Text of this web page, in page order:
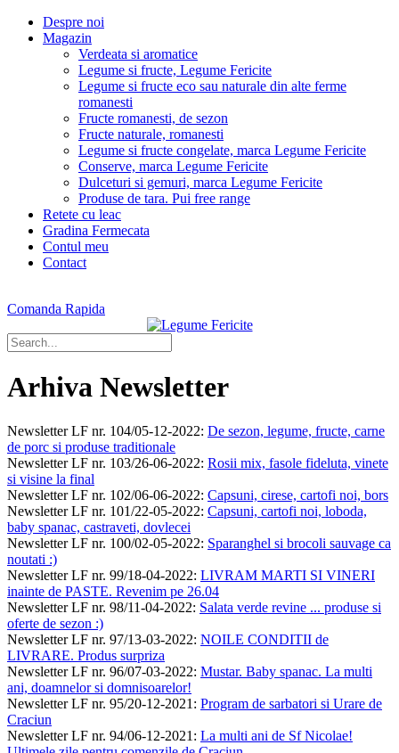
Despre noi
Magazin
Verdeata si aromatice
Legume si fructe, Legume Fericite
Legume si fructe eco sau naturale din alte ferme
romanesti
Fructe romanesti, de sezon
Fructe naturale, romanesti
Legume si fructe congelate, marca Legume Fericite
Conserve, marca Legume Fericite
Dulceturi si gemuri, marca Legume Fericite
Produse de tara. Pui free range
Retete cu leac
Gradina Fermecata
Contul meu
Contact
Comanda Rapida
Arhiva Newsletter
Newsletter LF nr. 104/05-12-2022: De sezon, legume, fructe, carne
de porc si produse traditionale
Newsletter LF nr. 103/26-06-2022: Rosii mix, fasole fideluta, vinete
si visine la final
Newsletter LF nr. 102/06-06-2022: Capsuni, cirese, cartofi noi, bors
Newsletter LF nr. 101/22-05-2022: Capsuni, cartofi noi, loboda,
baby spanac, castraveti, dovlecei
Newsletter LF nr. 100/02-05-2022: Sparanghel si brocoli sauvage ca
noutati :)
Newsletter LF nr. 99/18-04-2022: LIVRAM MARTI SI VINERI
inainte de PASTE. Revenim pe 26.04
Newsletter LF nr. 98/11-04-2022: Salata verde revine ... produse si
oferte de sezon :)
Newsletter LF nr. 97/13-03-2022: NOILE CONDITII de
LIVRARE. Produs surpriza
Newsletter LF nr. 96/07-03-2022: Mustar. Baby spanac. La multi
ani, doamnelor si domnisoarelor!
Newsletter LF nr. 95/20-12-2021 : Program de sarbatori si Urare de
Craciun
Newsletter LF nr. 94/06-12-2021 : La multi ani de Sf Nicolae!